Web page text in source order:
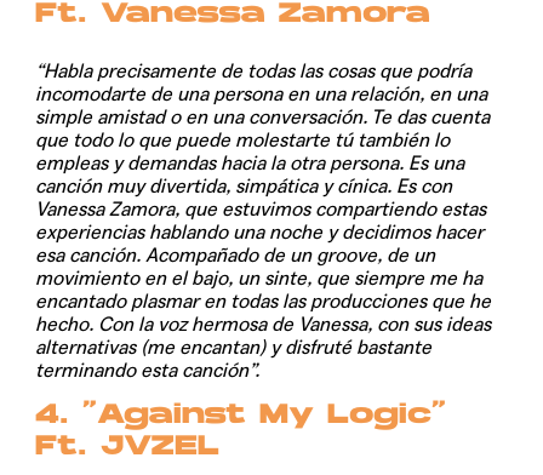
Ft. Vanessa Zamora
“Habla precisamente de todas las cosas que podría
incomodarte de una persona en una relación, en una
simple amistad o en una conversación. Te das cuenta
que todo lo que puede molestarte tú también lo
empleas y demandas hacia la otra persona. Es una
canción muy divertida, simpática y cínica. Es con
Vanessa Zamora, que estuvimos compartiendo estas
experiencias hablando una noche y decidimos hacer
esa canción. Acompañado de un groove, de un
movimiento en el bajo, un sinte, que siempre me ha
encantado plasmar en todas las producciones que he
hecho. Con la voz hermosa de Vanessa, con sus ideas
alternativas (me encantan) y disfruté bastante
terminando esta canción”.
4. “Against My Logic”
Ft. JVZEL